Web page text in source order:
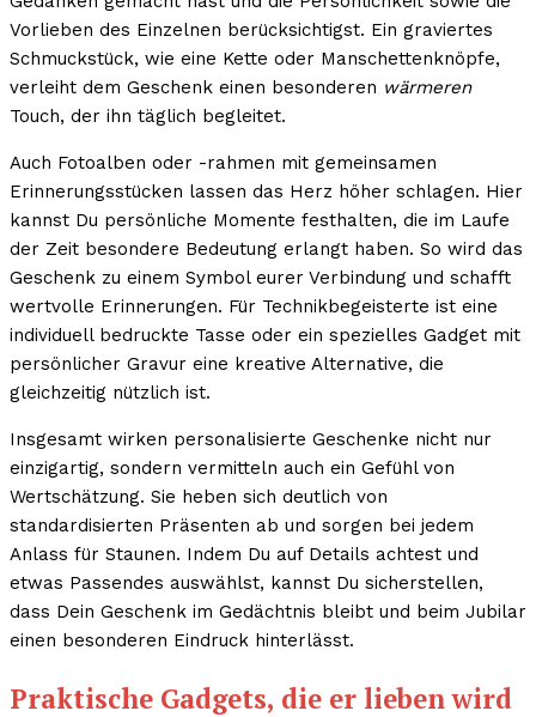
Vorlieben des Einzelnen berücksichtigst. Ein graviertes
Schmuckstück, wie eine Kette oder Manschettenknöpfe,
verleiht dem Geschenk einen besonderen wärmeren
Touch, der ihn täglich begleitet.
Auch Fotoalben oder -rahmen mit gemeinsamen
Erinnerungsstücken lassen das Herz höher schlagen. Hier
kannst Du persönliche Momente festhalten, die im Laufe
der Zeit besondere Bedeutung erlangt haben. So wird das
Geschenk zu einem Symbol eurer Verbindung und schafft
wertvolle Erinnerungen. Für Technikbegeisterte ist eine
individuell bedruckte Tasse oder ein spezielles Gadget mit
persönlicher Gravur eine kreative Alternative, die
gleichzeitig nützlich ist.
Insgesamt wirken personalisierte Geschenke nicht nur
einzigartig, sondern vermitteln auch ein Gefühl von
Wertschätzung. Sie heben sich deutlich von
standardisierten Präsenten ab und sorgen bei jedem
Anlass für Staunen. Indem Du auf Details achtest und
etwas Passendes auswählst, kannst Du sicherstellen,
dass Dein Geschenk im Gedächtnis bleibt und beim Jubilar
einen besonderen Eindruck hinterlässt.
Praktische Gadgets, die er lieben wird